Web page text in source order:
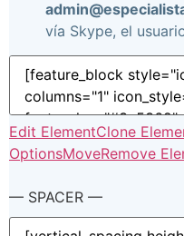
vía Skype, el
Edit ElementClone
OptionsMoveRemove
— SPACER —